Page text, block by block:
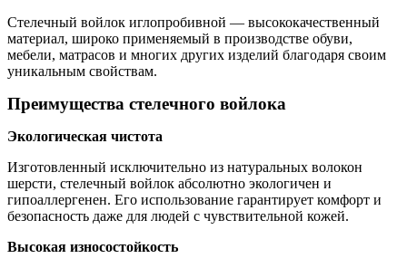
Стелечный войлок иглопробивной — высококачественный
материал, широко применяемый в производстве обуви,
мебели, матрасов и многих других изделий благодаря своим
уникальным свойствам.
Преимущества стелечного войлока
Экологическая чистота
Изготовленный исключительно из натуральных волокон
шерсти, стелечный войлок абсолютно экологичен и
гипоаллергенен. Его использование гарантирует комфорт и
безопасность даже для людей с чувствительной кожей.
Высокая износостойкость